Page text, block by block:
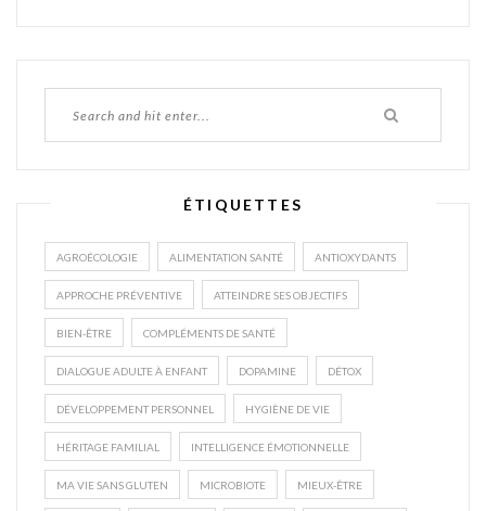
ÉTIQUETTES
AGROÉCOLOGIE ALIMENTATION SANTÉ ANTIOXYDANTS
APPROCHE PRÉVENTIVE ATTEINDRE SES OBJECTIFS
BIEN-ÊTRE COMPLÉMENTS DE SANTÉ
DIALOGUE ADULTE À ENFANT DOPAMINE DÉTOX
DÉVELOPPEMENT PERSONNEL HYGIÈNE DE VIE
HÉRITAGE FAMILIAL INTELLIGENCE ÉMOTIONNELLE
MA VIE SANS GLUTEN MICROBIOTE MIEUX-ÊTRE